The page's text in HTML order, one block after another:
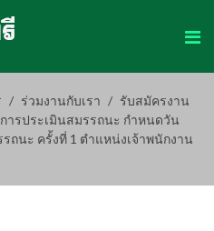
ร่วมงานกับเรา
รับสมัครงาน
ารประเมินสมรรถนะ กำหนดวัน
ถนะ ครั้งที่ 1 ตำแหน่งเจ้าพนักงาน